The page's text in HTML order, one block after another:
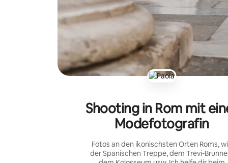
Shooting in Rom mit
Modefotografin
Fotos an den ikonischsten Orten Roms,
der Spanischen Treppe, dem Trevi-